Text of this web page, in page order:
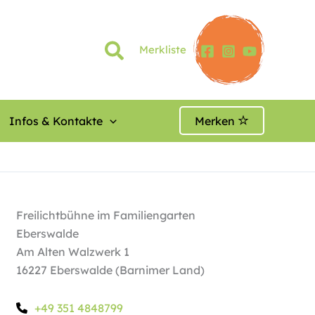
Merkliste
Infos & Kontakte Merken
Freilichtbühne im Familiengarten
Eberswalde
Am Alten Walzwerk 1
16227 Eberswalde (Barnimer Land)
+49 351 4848799